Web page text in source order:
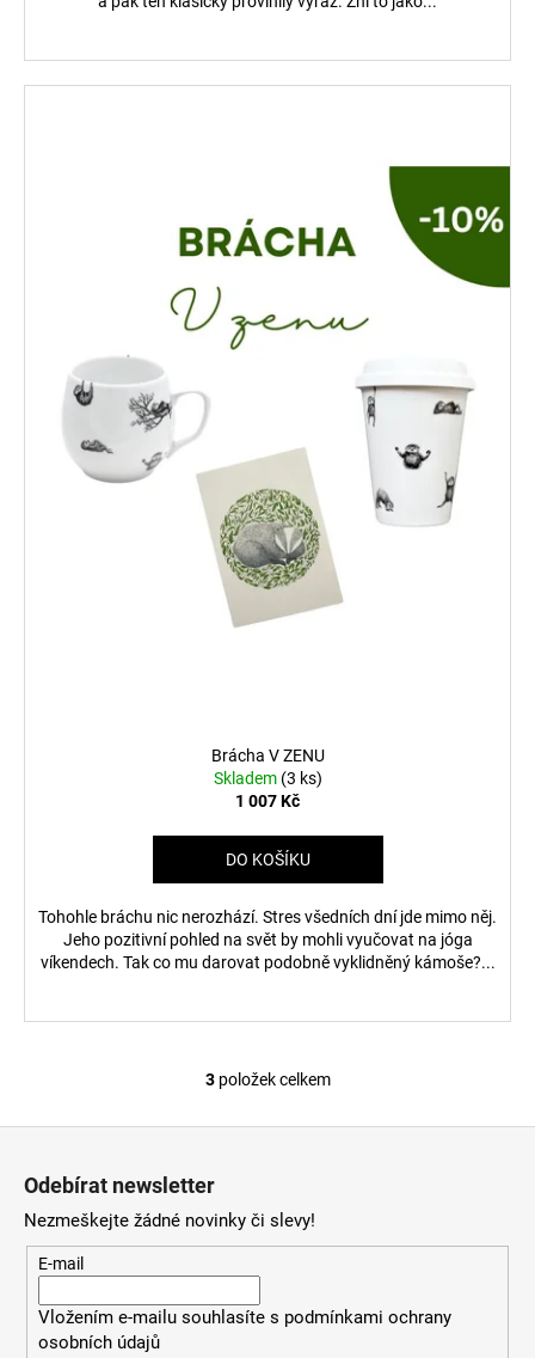
Brácha V ZENU
Skladem (3 ks)
1 007 Kč
DO KOŠÍKU
Tohohle bráchu nic nerozhází. Stres všedních dní jde mimo něj.
Jeho pozitivní pohled na svět by mohli vyučovat na jóga
víkendech. Tak co mu darovat podobně vyklidněný kámoše?...
O
a
c
r
3položek celkem
Odebírat newsletter
Nezmeškejte žádné novinky či slevy!
E-mail
Vložením e-mailu souhlasíte s podmínkami ochrany
osobních údajů